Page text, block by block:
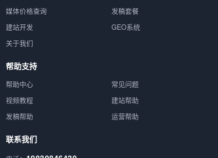
媒体价格查询
发稿套餐
建站开发
GEO系统
关于我们
帮助支持
帮助中心
常见问题
视频教程
建站帮助
发稿帮助
运营帮助
联系我们